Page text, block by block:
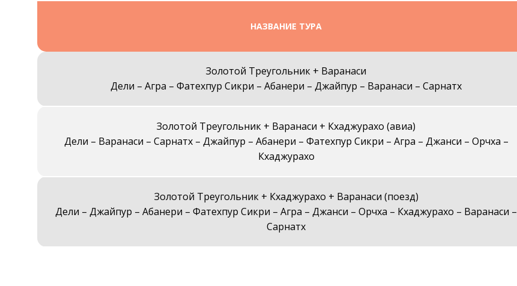
НАЗВАНИЕ ТУРА
Золотой Треугольник + Варанаси
Дели – Агра – Фатехпур Сикри – Абанери – Джайпур – Варанаси – Сарнатх
Золотой Треугольник + Варанаси + Кхаджурахо (авиа)
Дели – Варанаси – Сарнатх – Джайпур – Абанери – Фатехпур Сикри – Агра – Джанси – Орчха –
Кхаджурахо
Золотой Треугольник + Кхаджурахо + Варанаси (поезд)
Дели – Джайпур – Абанери – Фатехпур Сикри – Агра – Джанси – Орчха – Кхаджурахо – Варанаси –
Сарнатх